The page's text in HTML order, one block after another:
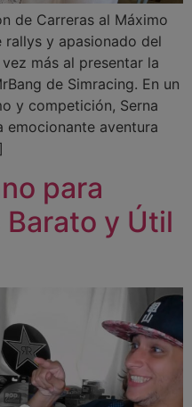
de Carreras al Máximo
rallys y apasionado del
más al presentar la
de Simracing. En un
y competición, Serna
aventura
para
y Útil